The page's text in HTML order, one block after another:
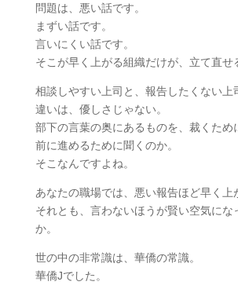
問題は、悪い話です。
まずい話です。
言いにくい話です。
そこが早く上がる組織だけが、立て直せ
相談しやすい上司と、報告したくない上
違いは、優しさじゃない。
部下の言葉の奥にあるものを、裁くため
前に進めるために聞くのか。
そこなんですよね。
あなたの職場では、悪い報告ほど早く上
それとも、言わないほうが賢い空気にな
か。
世の中の非常識は、華僑の常識。
華僑Jでした。